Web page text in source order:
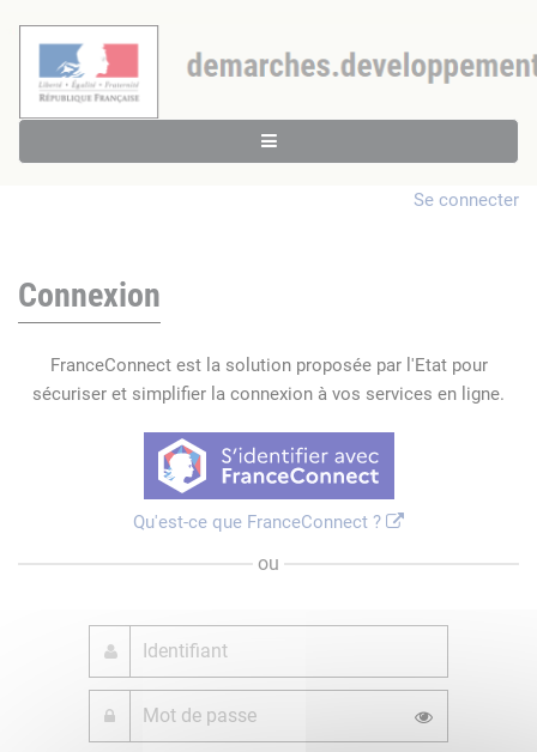
Se connecter
Connexion
FranceConnect est la solution proposée par l'Etat pour
sécuriser et simplifier la connexion à vos services en ligne.
Qu'est-ce que FranceConnect ?
ou